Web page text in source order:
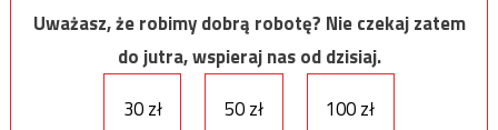
Uważasz, że robimy dobrą robotę? Nie czekaj zatem
do jutra, wspieraj nas od dzisiaj.
30 zł
50 zł 100 zł